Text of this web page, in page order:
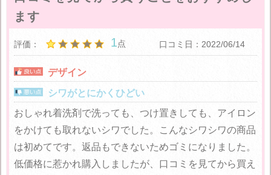
ます
評価： 1点 口コミ日：2022/06/14
デザイン
シワがとにかくひどい
おしゃれ着洗剤で洗っても、つけ置きしても、アイロン
をかけても取れないシワでした。こんなシワシワの商品
は初めてです。返品もできないためゴミになりました。
低価格に惹かれ購入しましたが、口コミを見てから買え